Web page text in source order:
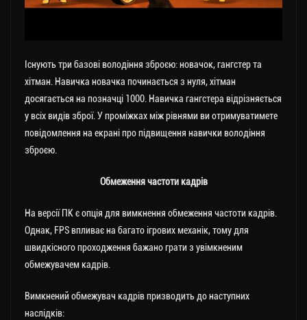
Існують три базові володіння зброєю: новачок, гангстер та
хітман. Навичка новачка починається з нуля, хітман
досягається на позначці 1000. Навичка гангстера відрізняється
у всіх видів зброї. У проміжках між рівнями ви отримуватимете
повідомлення на екрані про підвищення навички володіння
зброєю.
Обмеження частоти кадрів
На версії ПК є опція для вимкнення обмеження частоти кадрів.
Однак, FPS впливає на багато ігрових механік, тому для
швидкісного проходження бажано грати з увімкненим
обмежувачем кадрів.
Вимкнений обмежувач кадрів призводить до наступних
наслідків: